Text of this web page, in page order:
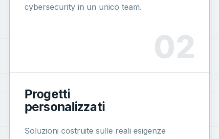
cybersecurity in un unico team.
Progetti
personalizzati
Soluzioni costruite sulle reali esigenze